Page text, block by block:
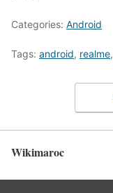
Categories: Android
Tags: android, realme,
Wikimaroc